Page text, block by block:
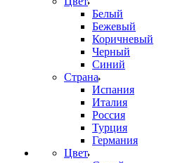
Белый
Бежевый
Коричневый
Черный
Синий
Страна
Испания
Италия
Россия
Турция
Германия
Цвет